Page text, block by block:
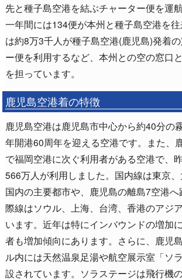
先と種子島空港を結ぶチャーター便を運
一年間には134便が本州と種子島空港を
は約8万3千人が種子島空港(鹿児島)発着
ー便を利用するなど、本州との空の窓口
を担っています。
鹿児島空港着の特徴
鹿児島空港は鹿児島市中心から約40分の
年開港60周年を迎える空港です。また、
で福岡空港に次ぐ利用者がある空港で、
566万人が利用しました。国内線は東京
国内の主要都市や、鹿児島の離島7空港
際線はソウル、上海、台湾、香港のアジ
います。近年は特にインバウンドの増加
者も増加傾向にあります。さらに、鹿児
ル内には天然温泉足湯や航空展示室「ソ
設されています。ソラステージは飛行機